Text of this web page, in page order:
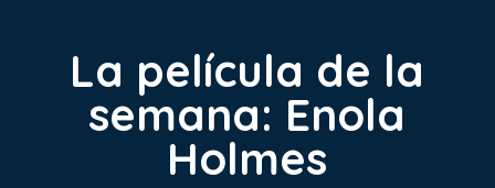
La película de la
semana: Enola
Holmes